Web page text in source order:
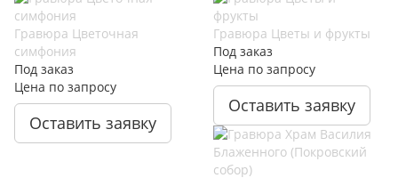
Гравюра Цветочная
симфония
Под заказ
Цена по запросу
Оставить заявку
Гравюра Цветы и фрукты
Под заказ
Цена по запросу
Оставить заявку